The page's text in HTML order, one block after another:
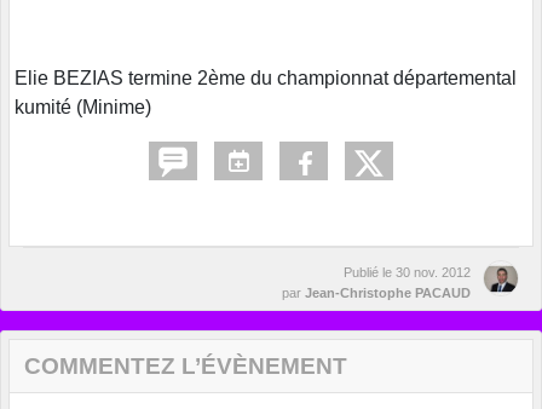
Elie BEZIAS termine 2ème du championnat départemental
kumité (Minime)
Publié le 30 nov. 2012
par Jean-Christophe PACAUD
COMMENTEZ L’ÉVÈNEMENT